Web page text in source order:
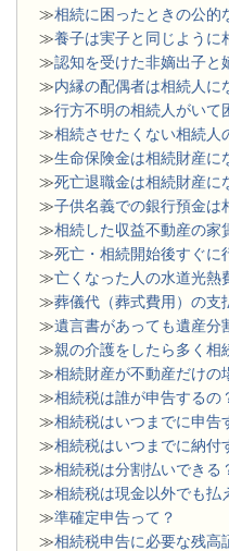
≫相続に困ったときの公的
≫養子は実子と同じように
≫認知を受けた非嫡出子と
≫内縁の配偶者は相続人に
≫行方不明の相続人がいて
≫相続させたくない相続人
≫生命保険金は相続財産に
≫死亡退職金は相続財産に
≫子供名義での銀行預金は
≫相続した収益不動産の家
≫死亡・相続開始後すぐに
≫亡くなった人の水道光熱
≫葬儀代（葬式費用）の支
≫遺言書があっても遺産分
≫親の介護をしたら多く相
≫相続財産が不動産だけの
≫相続税は誰が申告するの
≫相続税はいつまでに申告
≫相続税はいつまでに納付
≫相続税は分割払いできる
≫相続税は現金以外でも払
≫準確定申告って？
≫相続税申告に必要な残高